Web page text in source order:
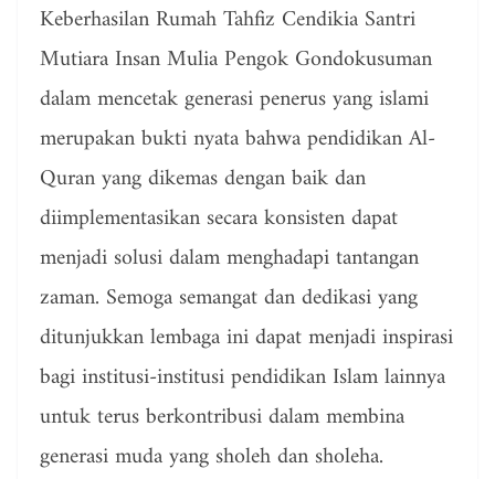
Keberhasilan Rumah Tahfiz Cendikia Santri
Mutiara Insan Mulia Pengok Gondokusuman
dalam mencetak generasi penerus yang islami
merupakan bukti nyata bahwa pendidikan Al-
Quran yang dikemas dengan baik dan
diimplementasikan secara konsisten dapat
menjadi solusi dalam menghadapi tantangan
zaman. Semoga semangat dan dedikasi yang
ditunjukkan lembaga ini dapat menjadi inspirasi
bagi institusi-institusi pendidikan Islam lainnya
untuk terus berkontribusi dalam membina
generasi muda yang sholeh dan sholeha.